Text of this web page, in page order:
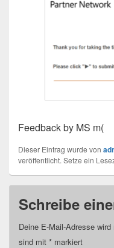
Feedback by MS m(
Dieser Eintrag wurde von
veröffentlicht. Setze ein
Schreibe
Deine E-Mail-Adresse
sind mit * markiert